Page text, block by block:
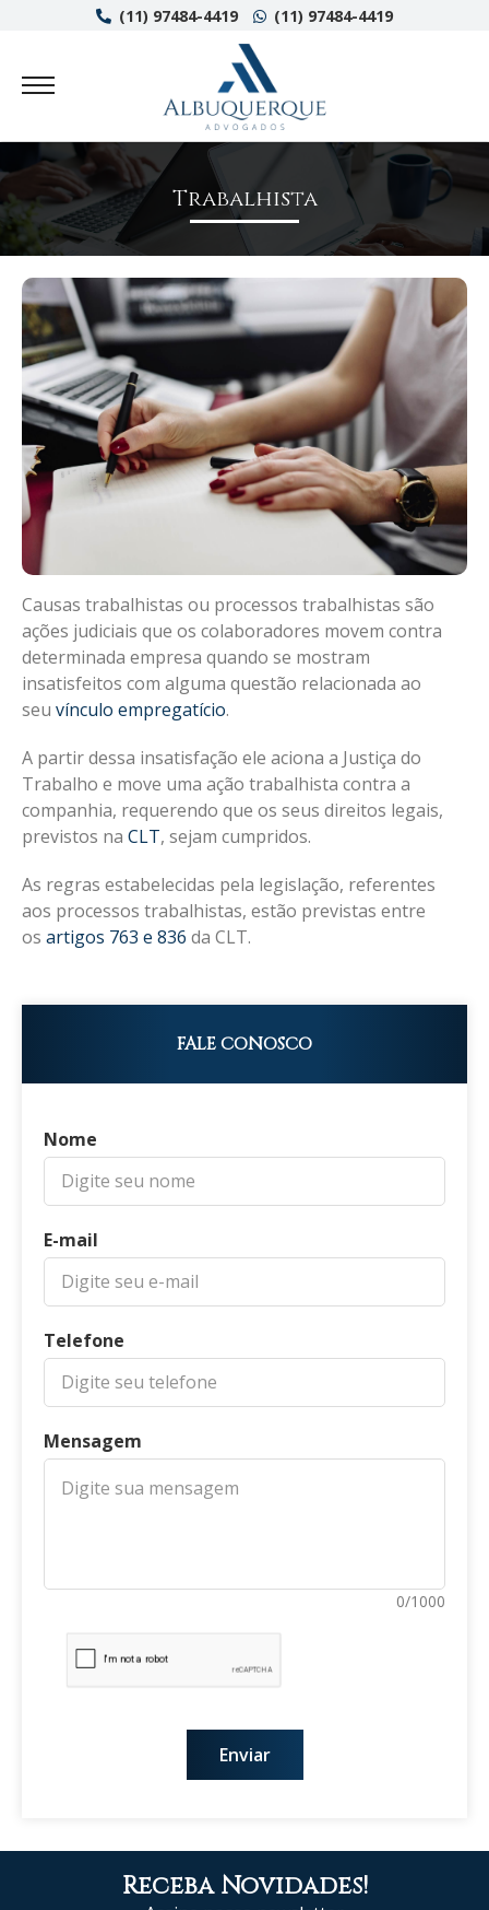
(11) 97484-4419 (11) 97484-4419
Trabalhista
Causas trabalhistas ou processos trabalhistas são
ações judiciais que os colaboradores movem contra
determinada empresa quando se mostram
insatisfeitos com alguma questão relacionada ao
seu vínculo empregatício.
A partir dessa insatisfação ele aciona a Justiça do
Trabalho e move uma ação trabalhista contra a
companhia, requerendo que os seus direitos legais,
previstos na CLT, sejam cumpridos.
As regras estabelecidas pela legislação, referentes
aos processos trabalhistas, estão previstas entre
os artigos 763 e 836 da CLT.
FALE CONOSCO
Nome
E-mail
Telefone
Mensagem
0/1000
Enviar
Receba Novidades!